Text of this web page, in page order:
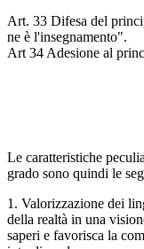
Art. 33 Difesa del
ne è l'insegnamento".
Art 34 Adesione al
Le caratteristiche
grado sono quindi le
1. Valorizzazione dei
della realtà in una
saperi e favorisca la